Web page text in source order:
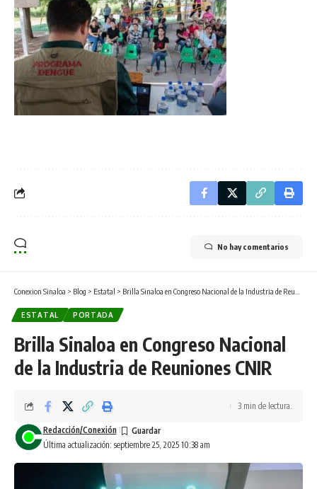
No hay comentarios
Conexion Sinaloa > Blog > Estatal > Brilla Sinaloa en Congreso Nacional de la Industria de Reuniones CNIR
ESTATAL PORTADA
Brilla Sinaloa en Congreso Nacional
de la Industria de Reuniones CNIR
Última actualización: septiembre 25, 2025 10:38 am
Redacción/Conexión
3 min de lectura.